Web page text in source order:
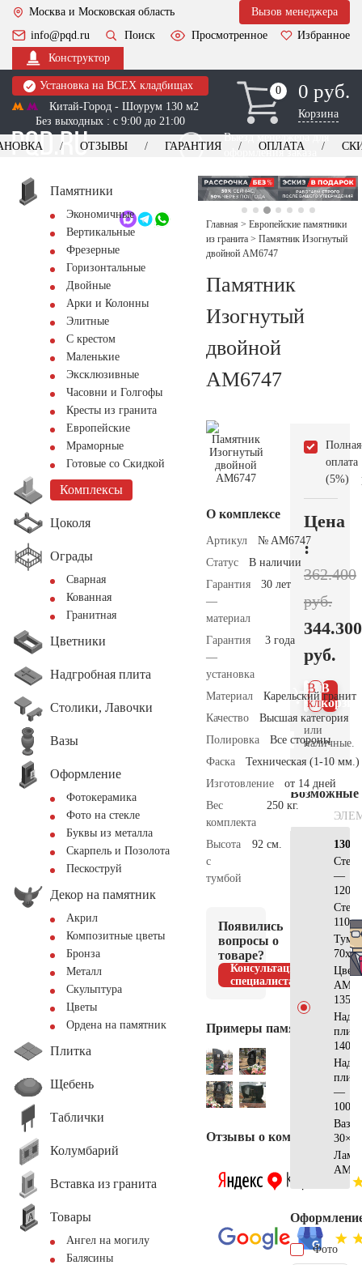
Москва и Московская область
Вызов менеджера
info@pqd.ru
Поиск Просмотренное
Избранное
Конструктор
Установка на ВСЕХ кладбищах
Китай-Город - Шоурум 130 м2
Без выходных : с 9:00 до 21:00
0
0 0 руб.
Корзина
Выезд менеджера для
оформления заказа
+7 (495) 518-44-23
Обратный звонок
ОТЗЫВЫ ГАРАНТИЯ ОПЛАТА
Памятники
Экономичные
Вертикальные
Фрезерные
Горизонтальные
Двойные
Арки и Колонны
Элитные
С крестом
Маленькие
Эксклюзивные
Часовни и Голгофы
Кресты из гранита
Европейские
Мраморные
Готовые со Скидкой
Комплексы
Цоколя
Ограды
Сварная
Кованная
Гранитная
Цветники
Надгробная плита
Столики, Лавочки
Вазы
Оформление
Фотокерамика
Фото на стекле
Буквы из металла
Скарпель и Позолота
Пескоструй
Декор на памятник
Акрил
Композитные цветы
Бронза
Металл
Скульптура
Цветы
Ордена на памятник
Плитка
Щебень
Таблички
Колумбарий
Вставка из гранита
Товары
Ангел на могилу
Балясины
Главная > Европейские памятники
из гранита > Памятник Изогнутый
двойной AM6747
Памятник
Изогнутый
двойной
AM6747
О комплексе
Артикул
№ AM6747
Статус
В наличии
Гарантия
—
материал
30 лет
Гарантия
—
установка
3 года
Материал
Карельский гранит
Качество
Высшая категория
Полировка
Все стороны
Фаска
Техническая (1-10 мм.)
Изготовление
от 14 дней
Вес
комплекта
250 кг.
Высота
с
тумбой
92 см.
Появились
вопросы о
товаре?
Консультация
специалиста
Примеры памятников
Отзывы о компании
Полная
оплата
(5%)
Цена
:
362.400
руб.
344.300
руб.
В
В 1
клик
или
наличные.
Возможные
—
—
30×15
Фото